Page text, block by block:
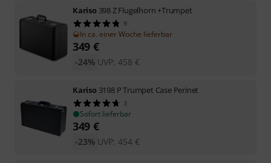
Kariso 398 Z Flugelhorn +Trumpet
9
In ca. einer Woche lieferbar
349 €
UVP: 458 €
-24%
Kariso 3198 P Trumpet Case Perinet
3
Sofort lieferbar
349 €
UVP: 454 €
-23%